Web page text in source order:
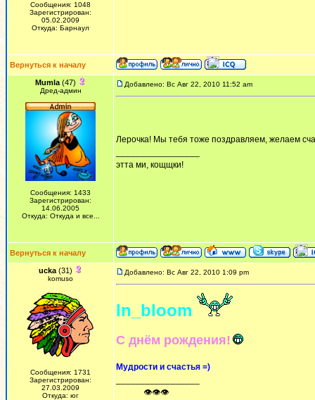
Сообщения: 1048
Зарегистрирован:
05.02.2009
Откуда: Барнаул
Вернуться к началу
Mumla (47)
Дред-админ
Сообщения: 1433
Зарегистрирован:
14.06.2005
Откуда: Откуда и все...
Добавлено: Вс Авг 22, 2010 11:52 am
Лерочка! Мы тебя тоже поздравляем, желаем
этта ми, кощщки!
Вернуться к началу
ucka (31)
komuso
Сообщения: 1731
Зарегистрирован:
27.03.2009
Откуда: юг
Добавлено: Вс Авг 22, 2010 1:09 pm
In_bloom
С днём рождения!
Мудрости и счастья =)
ᅠ ᅠ ᅠ👁👁👁